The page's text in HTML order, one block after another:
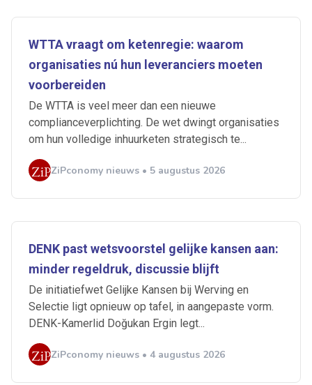
WTTA vraagt om ketenregie: waarom
organisaties nú hun leveranciers moeten
voorbereiden
De WTTA is veel meer dan een nieuwe
complianceverplichting. De wet dwingt organisaties
om hun volledige inhuurketen strategisch te...
ZiPconomy nieuws • 5 augustus 2026
DENK past wetsvoorstel gelijke kansen aan:
minder regeldruk, discussie blijft
De initiatiefwet Gelijke Kansen bij Werving en
Selectie ligt opnieuw op tafel, in aangepaste vorm.
DENK-Kamerlid Doğukan Ergin legt...
ZiPconomy nieuws • 4 augustus 2026